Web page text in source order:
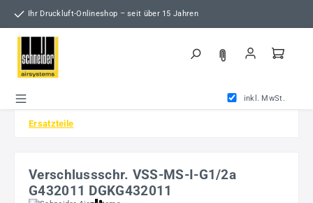
Zum Hauptinhalt springen
Ihr Druckluft-Onlineshop – seit über 15 Jahren
inkl. MwSt.
Ersatzteile
Verschlussschr. VSS-MS-I-G1/2a
G432011 DGKG432011